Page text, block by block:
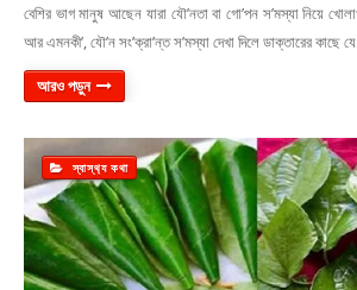
বেশির ভাগ মানুষ আছেন যারা যৌ’নতা বা গো’পন স’মস্যা নিয়ে
আর এমনকী’, যৌ’ন সং’ক্রা’ন্ত স’মস্যা দেখা দিলে ডাক্তারের কাছে
আরও পড়ুন
স্বাস্থ‍্য কথা